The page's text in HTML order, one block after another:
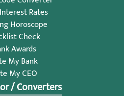
Rates
Horoscope
Check
Awards
My Bank
My CEO
/ Converters